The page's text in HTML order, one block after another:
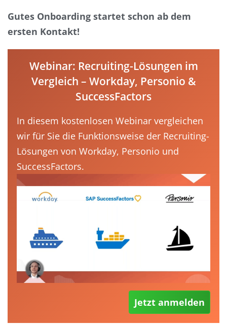
Gutes Onboarding startet schon ab dem
ersten Kontakt!
Webinar: Recruiting-Lösungen im
Vergleich – Workday, Personio &
SuccessFactors
In diesem kostenlosen Webinar vergleichen
wir für Sie die Funktionsweise der Recruiting-
Lösungen von Workday, Personio und
SuccessFactors.
Jetzt anmelden